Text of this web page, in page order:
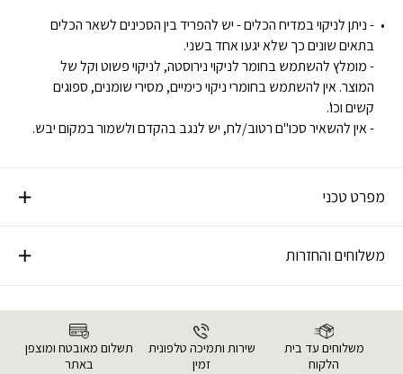
- ניתן לניקוי במדיח הכלים - יש להפריד בין הסכינים לשאר הכלים
בתאים שונים כך שלא יגעו אחד בשני.
- מומלץ להשתמש בחומר לניקוי נירוסטה, לניקוי פשוט וקל של
המוצר. אין להשתמש בחומרי ניקוי כימיים, מסירי שומנים, ספוגים
קשים וכו'.
- אין להשאיר סכו"ם רטוב/לח, יש לנגב בהקדם ולשמור במקום יבש.
מפרט טכני
משלוחים והחזרות
משלוחים עד בית
הלקוח
שירות ותמיכה טלפונית
זמין
תשלום מאובטח ומוצפן
באתר